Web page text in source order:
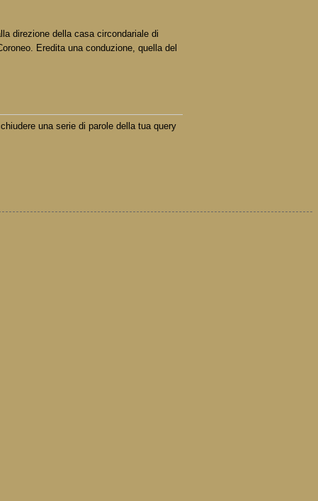
direzione della casa circondariale di
Eredita una conduzione, quella del
una serie di parole della tua query